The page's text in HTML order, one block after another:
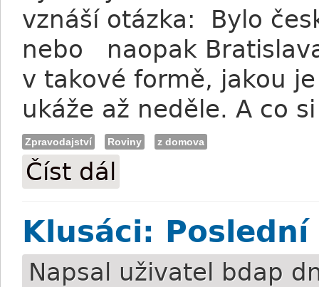
vznáší otázka: Bylo
nebo naopak
v takové formě, jakou
ukáže až neděle. A co
Zpravodajství Roviny z domova
Číst dál
Klusáci:
Napsal uživatel bdap